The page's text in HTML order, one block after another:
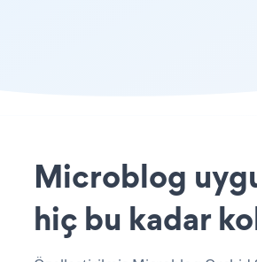
Microblog
hiç bu kadar